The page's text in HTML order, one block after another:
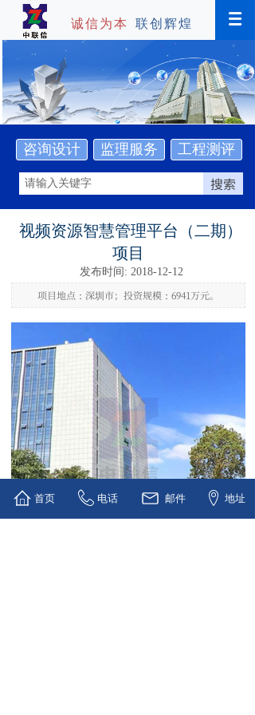
联创辉煌
诚信为本
咨询设计 监理服务 工程测评
搜索
视频资源智慧管理平台（二期）
项目
发布时间: 2018-12-12
项目地点：深圳市；投资规模：6941万元。
首页 电话 邮件 地址